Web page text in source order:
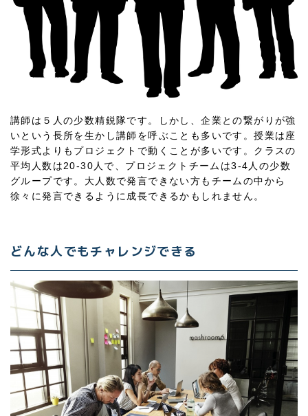
講師は５人の少数精鋭隊です。しかし、企業との繋がりが強
いという長所を生かし講師を呼ぶことも多いです。授業は座
学形式よりもプロジェクトで動くことが多いです。クラスの
平均人数は20-30人で、プロジェクトチームは3-4人の少数
グループです。大人数で発言できない方もチームの中から
徐々に発言できるように成長できるかもしれません。
どんな人でもチャレンジできる